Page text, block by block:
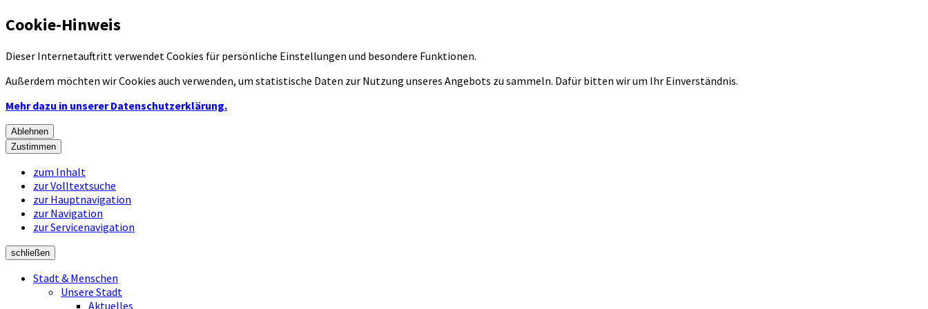
Cookie-Hinweis
Dieser Internetauftritt verwendet Cookies für persönliche Einstellungen und besondere Funktionen.
Außerdem möchten wir Cookies auch verwenden, um statistische Daten zur Nutzung unseres Angebots zu sammeln. Dafür bitten wir um Ihr Einverständnis.
Mehr dazu in unserer Datenschutzerklärung.
Ablehnen
Zustimmen
zum Inhalt
zur Volltextsuche
zur Hauptnavigation
zur Navigation
zur Servicenavigation
schließen
Stadt & Menschen
Unsere Stadt
Aktuelles